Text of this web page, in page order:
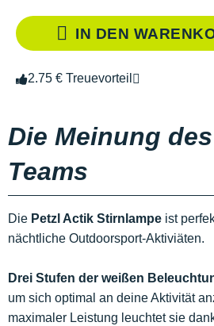
IN DEN
2.75 € Treuevorteil
Die Meinung
Teams
Die Petzl Actik Stirnlampe ist
nächtliche Outdoorsport-Aktiviäten.
Drei Stufen der weißen
um sich optimal an deine Aktivität
maximaler Leistung leuchtet sie